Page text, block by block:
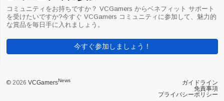
コミュニティをお持ちですか？ VCGamers からベネフィット サポート
を受けたいですか?今すぐ VCGamers コミュニティに参加して、魅力的
な賞品を毎日手に入れましょう。
今すぐ参加しましょう！
© 2026 VCGamersNews
ガイドライン
免責事項
プライバシーポリシー